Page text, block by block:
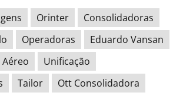
Orinter
Consolidadoras
Operadoras
Eduardo Vansan
Unificação
Tailor Ott Consolidadora